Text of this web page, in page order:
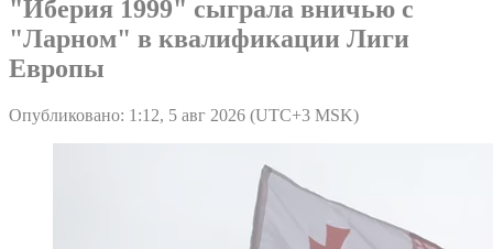
"Иберия 1999" сыграла вничью с
"Ларном" в квалификации Лиги
Европы
Опубликовано: 1:12, 5 авг 2026 (UTC+3 MSK)